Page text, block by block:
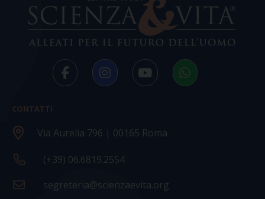
CONTATTI
Via Aurelia 796 | 00165 Roma
(+39) 06.6819.2554
segreteria@scienzaevita.org